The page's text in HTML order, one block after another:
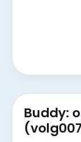
Buddy: